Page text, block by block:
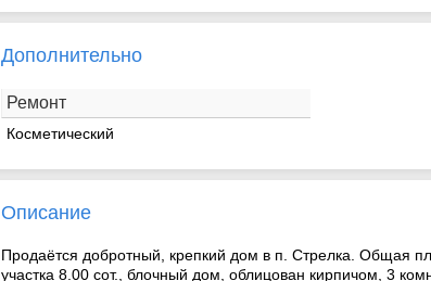
Дополнительно
Ремонт
Косметический
Описание
Продаётся добротный, крепкий дом в п. Стрелка. Общая
участка 8.00 сот., блочный дом, облицован кирпичом, 3